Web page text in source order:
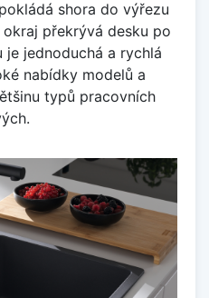
shora do výřezu
překrývá desku po
jednoduchá a rychlá
nabídky modelů a
typů pracovních